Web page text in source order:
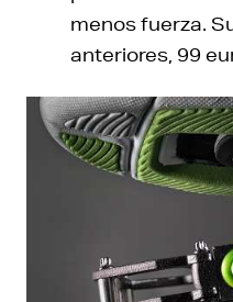
menos fuerza.
anteriores, 99